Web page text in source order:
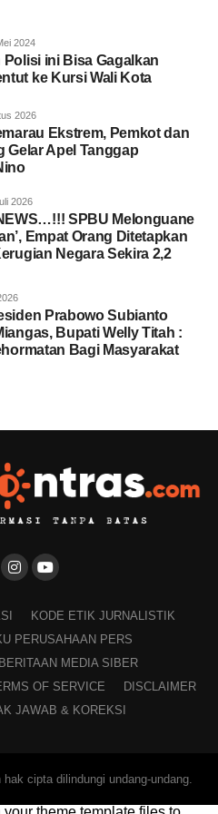
2024
Polisi ini Bisa Gagalkan
ke Kursi Wali Kota
2026
Ekstrem, Pemkot dan
Gelar Apel Tanggap
2026
SPBU Melonguane
Empat Orang Ditetapkan
Negara Sekira 2,2
Prabowo Subianto
Bupati Welly Titah :
Bagi Masyarakat
KODE ETIK JURNALISTIK
PERUSAHAAN PERS
MEDIA SIBER
OF SERVICE
DISCLAIMER
JAWAB & KOREKSI
cipta dilindungi undang-undang.